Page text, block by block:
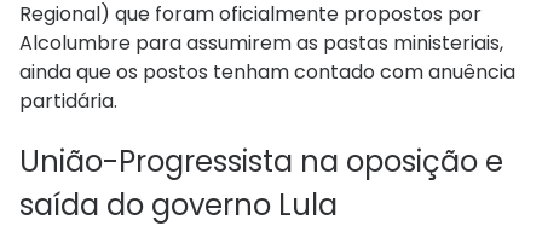
Regional) que foram oficialmente propostos por
Alcolumbre para assumirem as pastas ministeriais,
ainda que os postos tenham contado com anuência
partidária.
União-Progressista na oposição e
saída do governo Lula